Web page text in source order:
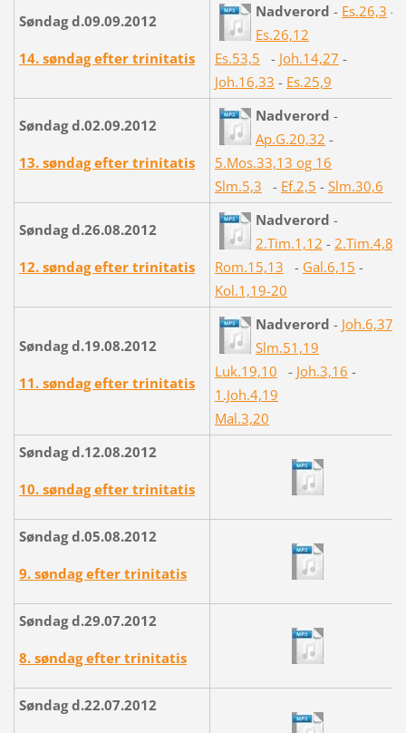
Søndag d.09.09.2012
14. søndag efter trinitatis
Nadverord - Es.26,3 -
Es.26,12
Es.53,5 - Joh.14,27 -
Joh.16,33 - Es.25,9
Søndag d.02.09.2012
13. søndag efter trinitatis
Nadverord -
Ap.G.20,32 -
5.Mos.33,13 og 16
Slm.5,3 - Ef.2,5 - Slm.30,6
Søndag d.26.08.2012
12. søndag efter trinitatis
Nadverord -
2.Tim.1,12 - 2.Tim.4,8
Rom.15,13 - Gal.6,15 -
Kol.1,19-20
Søndag d.19.08.2012
11. søndag efter trinitatis
Nadverord - Joh.6,37
Slm.51,19
Luk.19,10 - Joh.3,16 -
1.Joh.4,19
Mal.3,20
Søndag d.12.08.2012
10. søndag efter trinitatis
Søndag d.05.08.2012
9. søndag efter trinitatis
Søndag d.29.07.2012
8. søndag efter trinitatis
Søndag d.22.07.2012